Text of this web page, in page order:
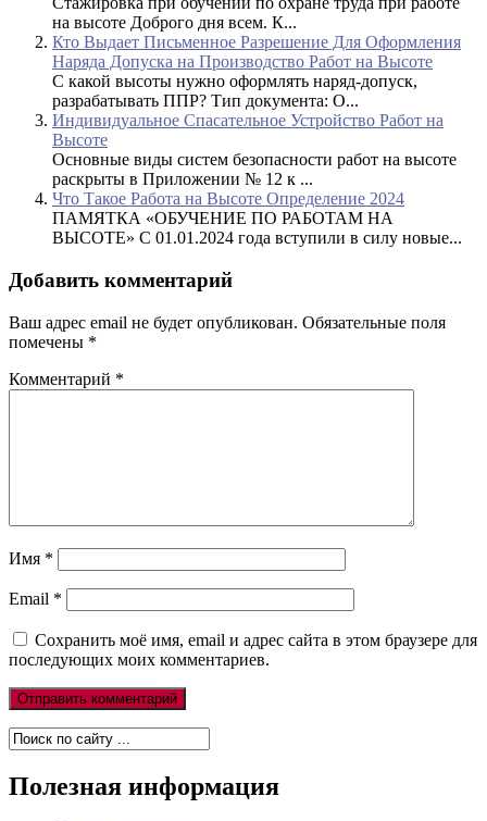
на высоте Доброго дня всем. К...
Кто Выдает Письменное Разрешение Для Оформления
Наряда Допуска на Производство Работ на Высоте
С какой высоты нужно оформлять наряд-допуск,
разрабатывать ППР? Тип документа: О...
Индивидуальное Спасательное Устройство Работ на
Высоте
Основные виды систем безопасности работ на высоте
раскрыты в Приложении № 12 к ...
Что Такое Работа на Высоте Определение 2024
ПАМЯТКА «ОБУЧЕНИЕ ПО РАБОТАМ НА
ВЫСОТЕ» С 01.01.2024 года вступили в силу новые...
Добавить комментарий
Ваш адрес email не будет опубликован. Обязательные поля
помечены *
Комментарий *
Имя *
Email *
Сохранить моё имя, email и адрес сайта в этом браузере для
последующих моих комментариев.
Полезная информация